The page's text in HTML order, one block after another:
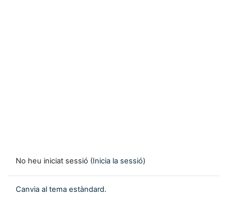
No heu iniciat sessió (Inicia la sessió)
Canvia al tema estàndard.